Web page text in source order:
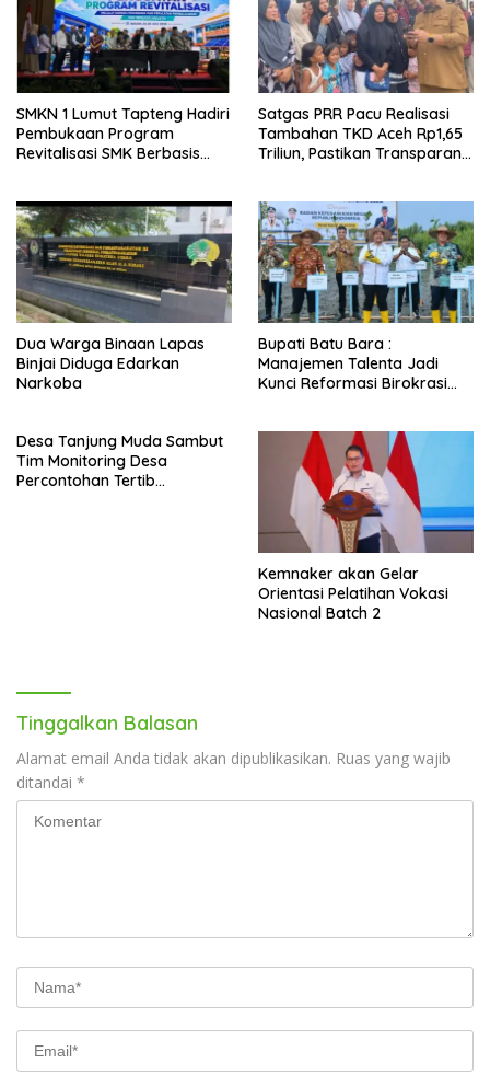
SMKN 1 Lumut Tapteng Hadiri
Pembukaan Program
Revitalisasi SMK Berbasis
Satgas PRR Pacu Realisasi
Tambahan TKD Aceh Rp1,65
Triliun, Pastikan Transparan
Dua Warga Binaan Lapas
Binjai Diduga Edarkan
Narkoba
Bupati Batu Bara :
Manajemen Talenta Jadi
Kunci Reformasi Birokrasi
Desa Tanjung Muda Sambut
Tim Monitoring Desa
Percontohan Tertib
Kemnaker akan Gelar
Orientasi Pelatihan Vokasi
Nasional Batch 2
Tinggalkan Balasan
Alamat email Anda tidak akan dipublikasikan. Ruas yang wajib
ditandai *